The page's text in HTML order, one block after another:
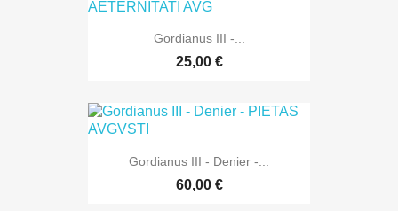
Gordianus III -...
25,00 €
Gordianus III - Denier -...
60,00 €